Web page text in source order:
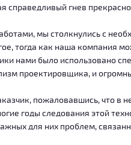
справедливый гнев
мы столкнулись с
тогда как наша компания
нами было использовано
проектировщика, и
пожаловавшись, что в
годы следования этой
для них проблем,